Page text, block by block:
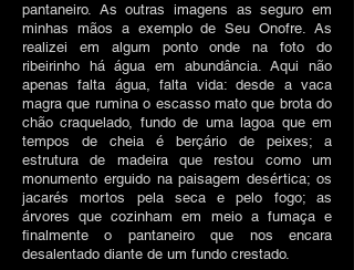
pantaneiro. As outras imagens as seguro em
minhas mãos a exemplo de Seu Onofre. As
realizei em algum ponto onde na foto do
ribeirinho há água em abundância. Aqui não
apenas falta água, falta vida: desde a vaca
magra que rumina o escasso mato que brota do
chão craquelado, fundo de uma lagoa que em
tempos de cheia é berçário de peixes; a
estrutura de madeira que restou como um
monumento erguido na paisagem desértica; os
jacarés mortos pela seca e pelo fogo; as
árvores que cozinham em meio a fumaça e
finalmente o pantaneiro que nos encara
desalentado diante de um fundo crestado.